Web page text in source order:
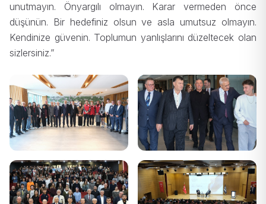
unutmayın. Önyargılı olmayın. Karar vermeden önce
düşünün. Bir hedefiniz olsun ve asla umutsuz olmayın.
Kendinize güvenin. Toplumun yanlışlarını düzeltecek olan
sizlersiniz.”